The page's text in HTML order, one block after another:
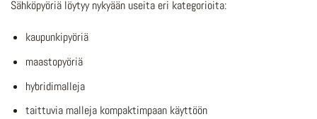
Sähköpyöriä löytyy nykyään useita eri kategorioita:
kaupunkipyöriä
maastopyöriä
hybridimalleja
taittuvia malleja kompaktimpaan käyttöön